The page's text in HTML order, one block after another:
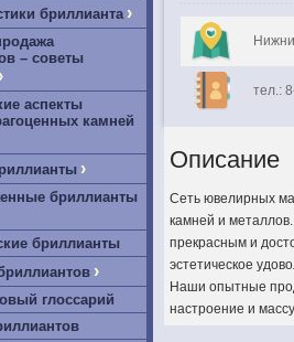
бриллианта ›
– советы
›
аспекты
камней
›
бриллианты
бриллианты
›
глоссарий
тел.:
Описание
Сеть ювелирных
камней и
прекрасным и
эстетическое
Наши опытные
настроение и